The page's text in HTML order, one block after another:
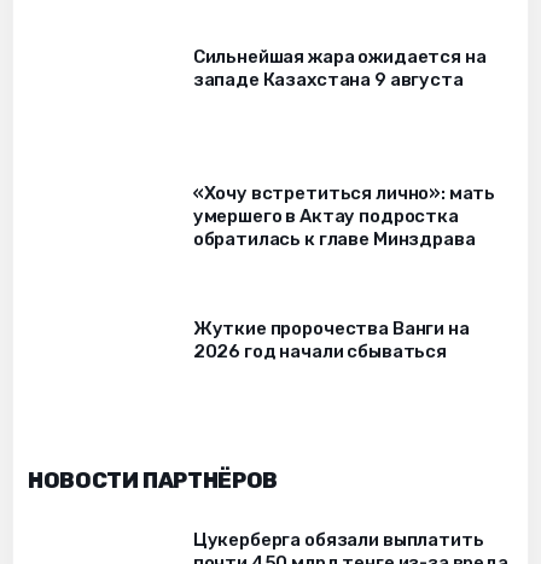
Сильнейшая жара ожидается на
западе Казахстана 9 августа
«Хочу встретиться лично»: мать
умершего в Актау подростка
обратилась к главе Минздрава
Жуткие пророчества Ванги на
2026 год начали сбываться
НОВОСТИ ПАРТНЁРОВ
Цукерберга обязали выплатить